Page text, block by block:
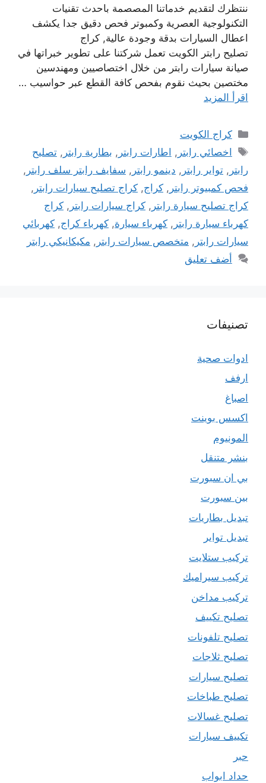
ننتظرك لتقديم خدماتنا المصصمة باحدث تقنيات
التكنولوجية العصرية وكمبوتر فحص دقيق جدا يكشف
اعطال السيارات بدقة وجودة عالية, كراج
تصليح رابتر الكويت تعمل شركتنا على تطوير خبراتها في
صيانة سيارات رابتر من خلال اختصاصيين ومهندسين
مختصين بحيث نقوم بفحص كافة القطع عبر حواسيب …
اقرأ المزيد
التصنيفات
كراج الكويت
الوسوم
اخصائي رابتر , اطارات رابتر , بطارية رابتر ,تصليح
رابتر , تواير رابتر , دينمو رابتر , سفايف رابتر سلف رابتر ,
فحص كمبيوتر رابتر , كراج, كراج تصليح سيارات رابتر ,
كراج تصليح سيارة رابتر , كراج سيارات رابتر , كراج
كهرباء سيارة رابتر , كهرباء سيارة, كهرباء كراج, كهربائي
سيارات رابتر , متخصص سيارات رابتر , مكيكانيكي رابتر
أضف تعليق
تصنيفات
ادوات صحية
ارفف
اصباغ
اكسس بوينت
المونيوم
بنشر متنقل
بي ان سبورت
بين سبورت
تبديل بطاريات
تبديل تواير
تركيب ستلايت
تركيب سيراميك
تركيب مداخن
تصليح تكييف
تصليح تلفونات
تصليح ثلاجات
تصليح سيارات
تصليح طباخات
تصليح غسالات
تكييف سيارات
حبر
حداد ابواب